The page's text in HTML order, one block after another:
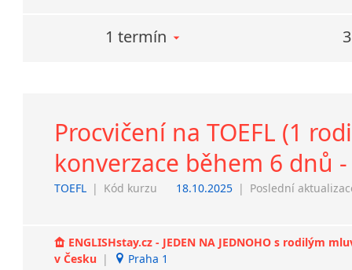
1 termín
Procvičení na TOEFL (1
konverzace během 6 dnů -
TOEFL | Kód kurzu 18.10.2025 | Poslední
ENGLISHstay.cz - JEDEN NA JEDNOHO s rodilým
v Česku | Praha 1